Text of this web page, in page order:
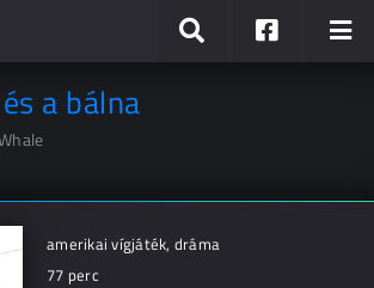
a bálna
amerikai vígjáték, dráma
77 perc